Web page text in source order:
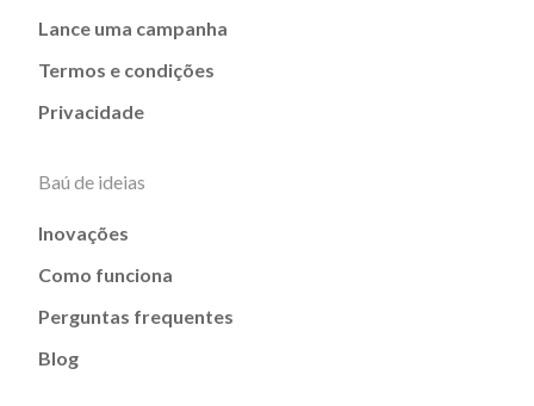
Lance uma campanha
Termos e condições
Privacidade
Baú de ideias
Inovações
Como funciona
Perguntas frequentes
Blog